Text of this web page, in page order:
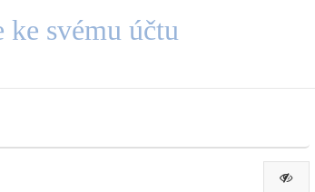
ke svému účtu